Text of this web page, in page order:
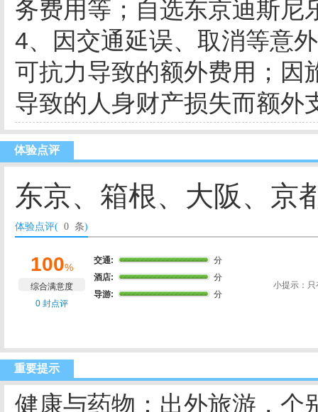
务费用等；自选东京迪斯尼
4、因交通延误、取消等意
可抗力导致的额外费用；因
导致的人身财产损失而额外
体验点评
东京、箱根、大阪、京
体验点评( 0 条)
100%
综合满意度
0 封点评
交通:
分
酒店:
分
导游:
分
小提示：
重要提示
健康与药物：出外旅游，个